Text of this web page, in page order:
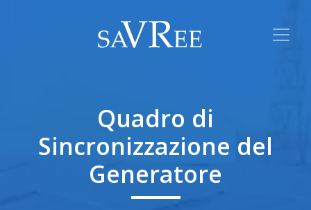
Quadro di
Sincronizzazione del
Generatore